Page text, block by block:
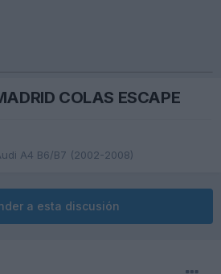
COLAS ESCAPE
A4 B6/B7 (2002-2008)
a esta discusión